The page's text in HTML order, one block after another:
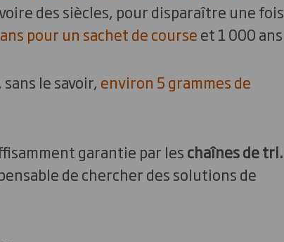
des siècles, pour disparaître une fois
pour un sachet de courseet 1 000 ans
le savoir,environ 5 grammes de
garantie par leschaînes de tri.
de chercher des solutions de